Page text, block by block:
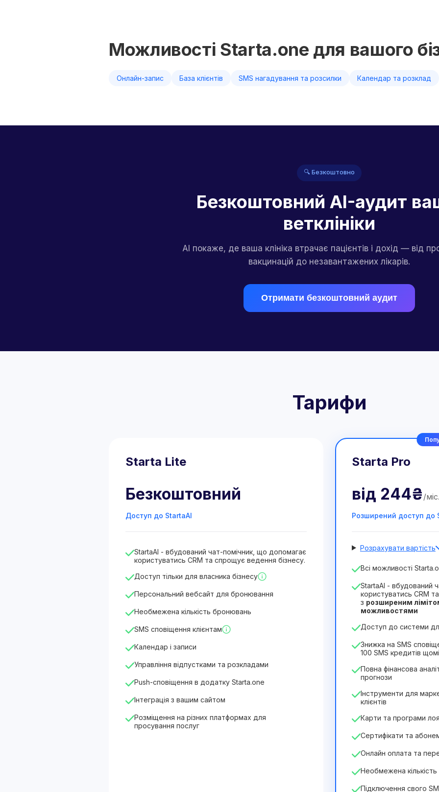
Можливості Starta.one для вашого
Онлайн-запис База клієнтів SMS нагадування та розсилки Календар та розклад
🔍 Безкоштовно
Безкоштовний AI-аудит
ветклініки
AI покаже, де ваша клініка втрачає пацієнтів і дохід — від
вакцинацій до незавантажених лікарів.
Отримати безкоштовний аудит
Тарифи
Starta Lite
Безкоштовний
Доступ до StartaAI
StartaAI - вбудований чат-помічник, що допомагає
користуватись CRM та спрощує ведення бізнесу.
Доступ тільки для власника бізнесу
Персональний вебсайт для бронювання
Необмежена кількість бронювань
SMS сповіщення клієнтам
Календар і записи
Управління відпустками та розкладами
Push-сповіщення в додатку Starta.one
Інтеграція з вашим сайтом
Розміщення на різних платформах для
просування послуг
Starta Pro
від 244₴ /міс.
Розширений доступ до
Розрахувати вартість
Кількість співробітників
Тривалість ліцензії
12 Months(знижка -25%)
349₴ 244₴ /місяць
Всі можливості
StartaAI - вбудований
користуватись CRM
з розширеним
можливостями
Доступ до системи
Знижка на SMS
100 SMS кредитів
Повна фінансова
прогнози
Інструменти для
клієнтів
Карти та програми
Сертифікати та
Онлайн оплата та
Необмежена кількість
Підключення свого